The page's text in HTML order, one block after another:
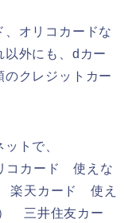
、オリコカードな
以外にも、dカー
のクレジットカー
トで、
コカード 使えな
楽天カード 使え
三井住友カー